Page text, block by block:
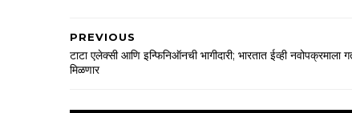
PREVIOUS
टाटा एलेक्सी आणि इन्फिनिऑनची भागीदारी; भारतात ईव्ही नवोपक्रमाला
मिळणार